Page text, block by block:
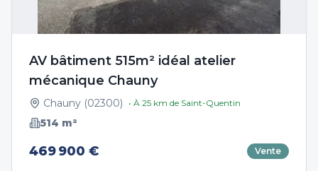
AV bâtiment 515m² idéal atelier
mécanique Chauny
Chauny (02300) • À 25 km de Saint-Quentin
514 m²
469 900 € Vente